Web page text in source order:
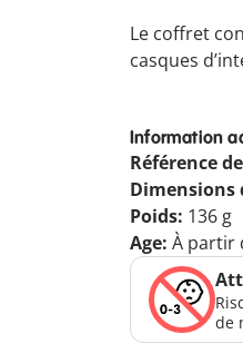
Le coffret
casques
Information
Référence
Dimensions
Poids: 136 g
Age: À partir
de